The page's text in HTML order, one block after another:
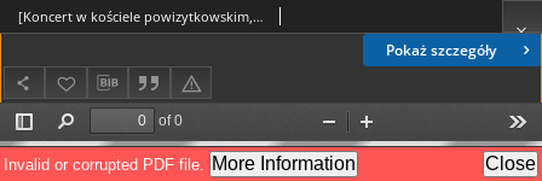
Pokaż szczegóły
[Koncert w kościele powizytkowskim, 29.06.1986 r.]